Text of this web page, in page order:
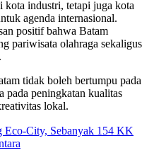
kota industri, tetapi juga kota
agenda internasional.
positif bahwa Batam
pariwisata olahraga sekaligus
tidak boleh bertumpu pada
pada peningkatan kualitas
lokal.
Eco-City, Sebanyak 154 KK